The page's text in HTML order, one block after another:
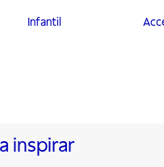
Infantil
inspirar